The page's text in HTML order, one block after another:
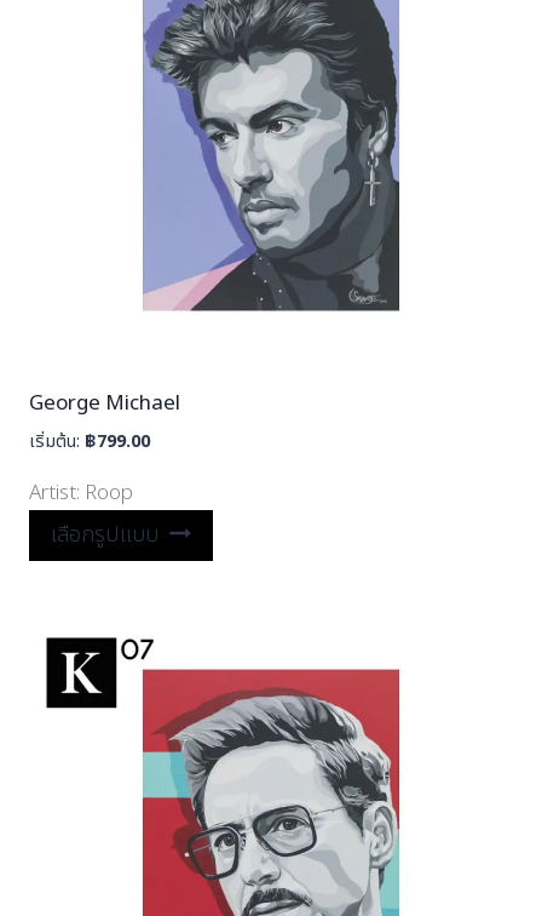
George Michael
เริ่มต้น: ฿799.00
Artist: Roop
เลือกรูปแบบ